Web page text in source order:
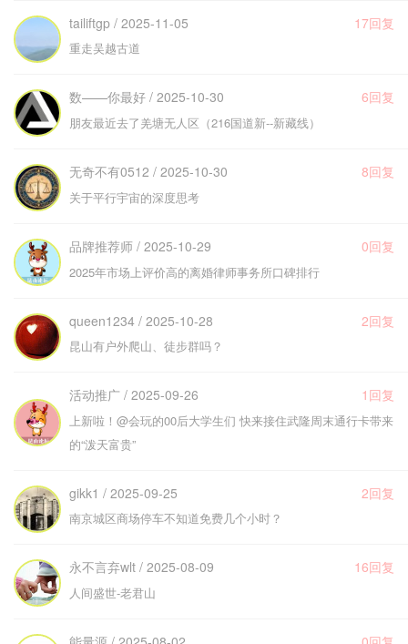
tailiftgp / 2025-11-05 17回复
重走吴越古道
数——你最好 / 2025-10-30 6回复
朋友最近去了羌塘无人区（216国道新--新藏线）
无奇不有0512 / 2025-10-30 8回复
关于平行宇宙的深度思考
品牌推荐师 / 2025-10-29 0回复
2025年市场上评价高的离婚律师事务所口碑排行
queen1234 / 2025-10-28 2回复
昆山有户外爬山、徒步群吗？
活动推广 / 2025-09-26 1回复
上新啦！@会玩的00后大学生们 快来接住武隆周末通行卡带来
的“泼天富贵”
gikk1 / 2025-09-25 2回复
南京城区商场停车不知道免费几个小时？
永不言弃wlt / 2025-08-09 16回复
人间盛世-老君山